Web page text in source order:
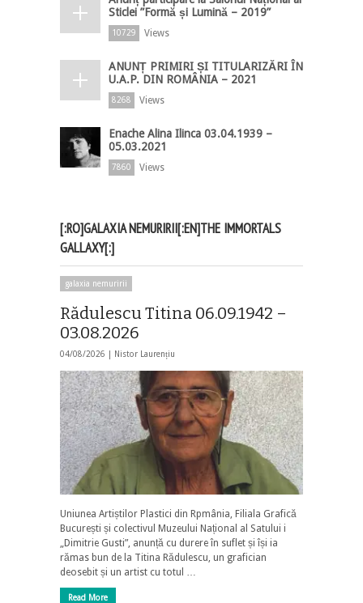
Sticlei ”Formă și Lumină – 2019”
10729 Views
ANUNȚ PRIMIRI ȘI TITULARIZĂRI ÎN
U.A.P. DIN ROMÂNIA – 2021
8268 Views
Enache Alina Ilinca 03.04.1939 –
05.03.2021
7860 Views
[:RO]GALAXIA NEMURIRII[:EN]THE IMMORTALS
GALLAXY[:]
galaxia nemuririi
Rădulescu Titina 06.09.1942 –
03.08.2026
04/08/2026 | Nistor Laurențiu
Uniunea Artiștilor Plastici din Rpmânia, Filiala Grafică
București și colectivul Muzeului Național al Satului i
„Dimitrie Gusti”, anunță cu durere în suflet și își ia
rămas bun de la Titina Rădulescu, un grafician
deosebit și un artist cu totul …
Read More